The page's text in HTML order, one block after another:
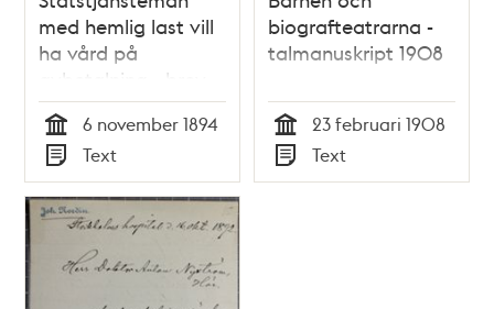
med hemlig last vill
ha vård på
avbetalning - brev
till Dr Nyström
Tid
6 november 1894
Typ
Text
biografteatrarna -
talmanuskript 1908
Tid
23 februari 1908
Typ
Text